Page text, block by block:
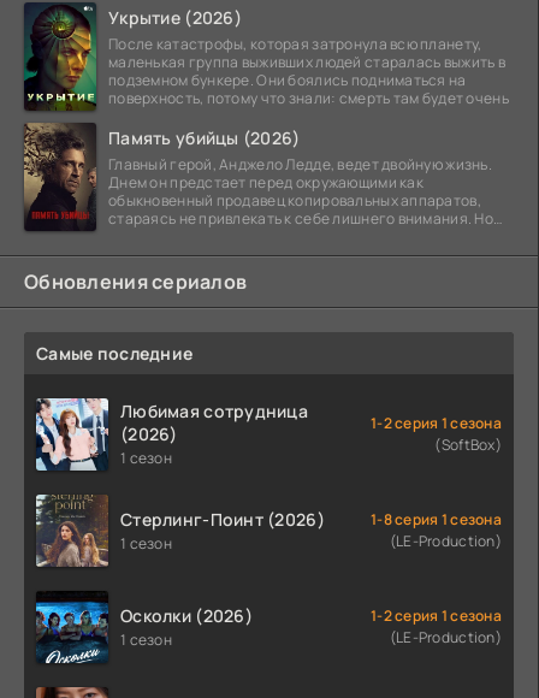
Укрытие (2026)
После катастрофы, которая затронула всю планету,
маленькая группа выживших людей старалась выжить в
подземном бункере. Они боялись подниматься на
поверхность, потому что знали: смерть там будет очень
Память убийцы (2026)
Главный герой, Анджело Ледде, ведет двойную жизнь.
Днем он предстает перед окружающими как
обыкновенный продавец копировальных аппаратов,
стараясь не привлекать к себе лишнего внимания. Но
Обновления сериалов
Самые последние
Любимая сотрудница
(2026)
1 сезон
1-2 серия 1 сезона
(SoftBox)
Стерлинг-Поинт (2026)
1 сезон
1-8 серия 1 сезона
(LE-Production)
Осколки (2026)
1 сезон
1-2 серия 1 сезона
(LE-Production)